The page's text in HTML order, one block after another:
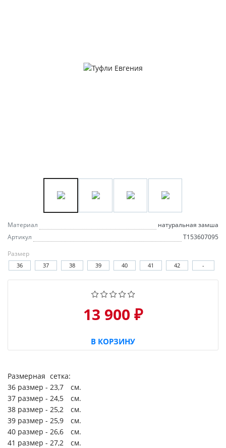
Материал
натуральная замша
Артикул
T153607095
Размер
36 37 38 39 40 41 42 -
13 900 ₽
В КОРЗИНУ
Размерная сетка:
36 размер - 23,7
см.
37 размер - 24,5
см.
38 размер - 25,2
см.
39 размер - 25,9
см.
40 размер - 26,6
см.
41 размер - 27,2
см.